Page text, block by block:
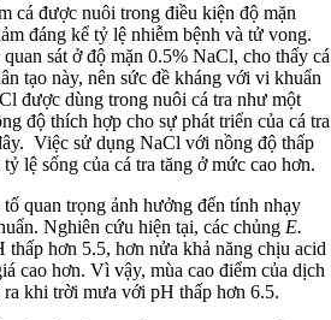
cá được nuôi trong điều kiện độ mặn
đáng kể tỷ lệ nhiễm bệnh và tử vong.
sát ở độ mặn 0.5% NaCl, cho thấy cá
tạo này, nên sức đề kháng với vi khuẩn
được dùng trong nuôi cá tra như một
độ thích hợp cho sự phát triển của cá tra
Việc sử dụng NaCl với nồng độ thấp
lệ sống của cá tra tăng ở mức cao hơn.
quan trọng ảnh hưởng đến tính nhạy
Nghiên cứu hiện tại, các chủng E.
thấp hơn 5.5, hơn nửa khả năng chịu acid
cao hơn. Vì vậy, mùa cao điểm của dịch
khi trời mưa với pH thấp hơn 6.5.